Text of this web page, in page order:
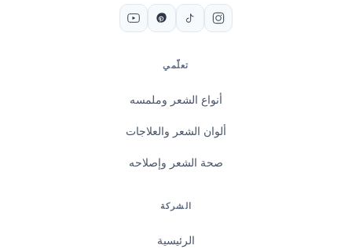
تعلّمي
أنواع الشعر وملمسه
ألوان الشعر والعلاجات
صحة الشعر وإصلاحه
الشركة
الرئيسية